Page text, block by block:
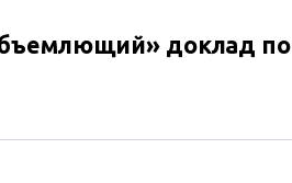
доклад по